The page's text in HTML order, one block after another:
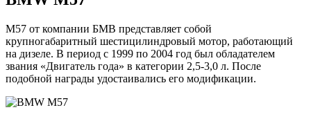
M57 от компании БМВ представляет собой
крупногабаритный шестицилиндровый мотор, работающий
на дизеле. В период с 1999 по 2004 год был обладателем
звания «Двигатель года» в категории 2,5-3,0 л. После
подобной награды удостаивались его модификации.